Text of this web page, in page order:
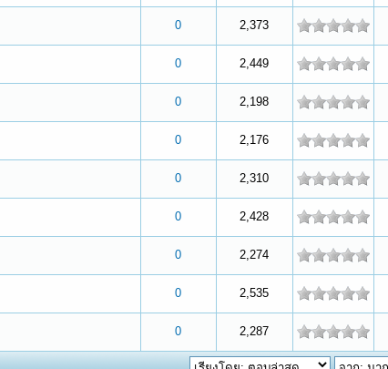
0 2,373
0 2,449
0 2,198
0 2,176
0 2,310
0 2,428
0 2,274
0 2,535
0 2,287